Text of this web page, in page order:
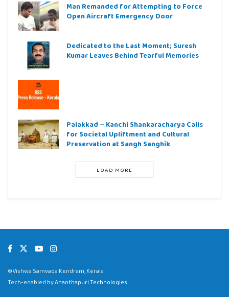
Man Remanded for Attempting to Force
Open Aircraft Emergency Door
Dedicated to the Last Moment; Suresh
Kumar Leaves Behind Tearful Memories
Palakkad – Kanchi Shankaracharya Calls
for Societal Upliftment and Cultural
Preservation at Sangh Sanghik
LOAD MORE
©Vishwa Samvada Kendram, Kerala.
Tech-enabled byAnanthapuri Technologies